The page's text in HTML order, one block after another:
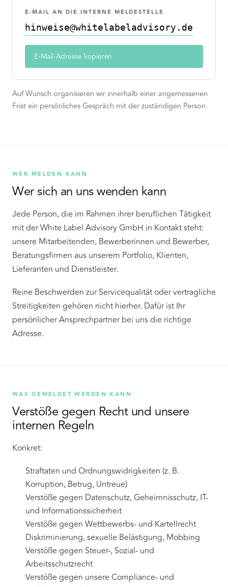
E-MAIL AN DIE INTERNE MELDESTELLE
hinweise@whitelabeladvisory.de
E-Mail-Adresse kopieren
Auf Wunsch organisieren wir innerhalb einer angemessenen
Frist ein persönliches Gespräch mit der zuständigen Person.
WER MELDEN KANN
Wer sich an uns wenden kann
Jede Person, die im Rahmen ihrer beruflichen Tätigkeit
mit der White Label Advisory GmbH in Kontakt steht:
unsere Mitarbeitenden, Bewerberinnen und Bewerber,
Beratungsfirmen aus unserem Portfolio, Klienten,
Lieferanten und Dienstleister.
Reine Beschwerden zur Servicequalität oder vertragliche
Streitigkeiten gehören nicht hierher. Dafür ist Ihr
persönlicher Ansprechpartner bei uns die richtige
Adresse.
WAS GEMELDET WERDEN KANN
Verstöße gegen Recht und unsere
internen Regeln
Konkret:
Straftaten und Ordnungswidrigkeiten (z. B.
Korruption, Betrug, Untreue)
Verstöße gegen Datenschutz, Geheimnisschutz, IT-
und Informationssicherheit
Verstöße gegen Wettbewerbs- und Kartellrecht
Diskriminierung, sexuelle Belästigung, Mobbing
Verstöße gegen Steuer-, Sozial- und
Arbeitsschutzrecht
Verstöße gegen unsere Compliance- und